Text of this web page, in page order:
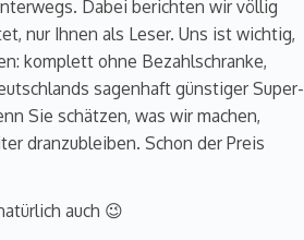
Dabei berichten wir völlig
nur Ihnen als Leser. Uns ist wichtig,
komplett ohne Bezahlschranke,
sagenhaft günstiger Super-
Sie schätzen, was wir machen,
dranzubleiben. Schon der Preis
auch 😉